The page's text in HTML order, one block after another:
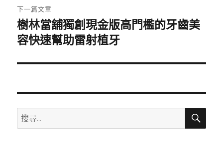
章:
下一篇文章
下
一
文
樹林當舖獨創現金版高門檻的牙齒美
容快速幫助雷射植牙
搜
尋
搜